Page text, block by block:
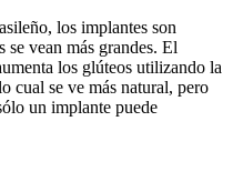
los implantes son
se vean más grandes. El
los glúteos utilizando la
cual se ve más natural, pero
un implante puede